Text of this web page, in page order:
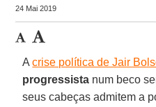
24 Mai 2019
Acrise política de Jair
progressista num beco
seus cabeças admitem a